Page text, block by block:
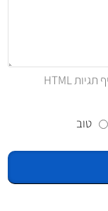
לא ניתן להוסיף תגיות HTML
טוב